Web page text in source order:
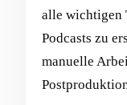
alle wichtigen
Podcasts zu
manuelle